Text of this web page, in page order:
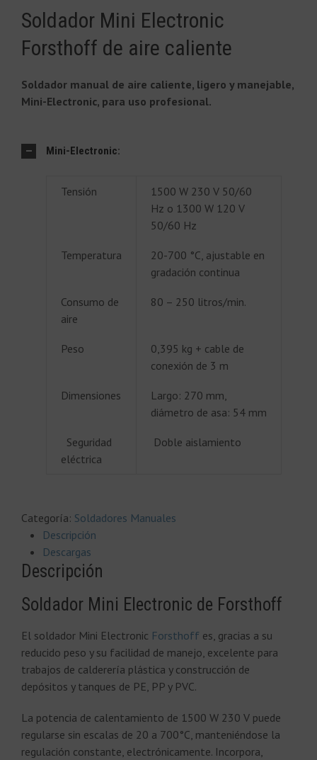
Soldador Mini Electronic
Forsthoff de aire caliente
Soldador manual de aire caliente, ligero y manejable,
Mini-Electronic, para uso profesional.
Mini-Electronic:
Tensión
1500 W 230 V 50/60
Hz o 1300 W 120 V
50/60 Hz
Temperatura
20-700 °C, ajustable en
gradación continua
Consumo de
aire
80 – 250 litros/min.
Peso
0,395 kg + cable de
conexión de 3 m
Dimensiones
Largo: 270 mm,
diámetro de asa: 54 mm
Seguridad
eléctrica
Doble aislamiento
Categoría: Soldadores Manuales
Descripción
Descargas
Descripción
Soldador Mini Electronic de Forsthoff
El soldador Mini Electronic Forsthoff es, gracias a su
reducido peso y su facilidad de manejo, excelente para
trabajos de calderería plástica y construcción de
depósitos y tanques de PE, PP y PVC.
La potencia de calentamiento de 1500 W 230 V puede
regularse sin escalas de 20 a 700°C, manteniéndose la
regulación constante, electrónicamente. Incorpora,